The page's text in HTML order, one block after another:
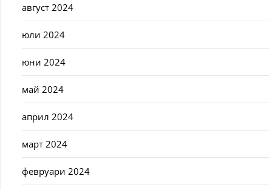
август 2024
юли 2024
юни 2024
май 2024
април 2024
март 2024
февруари 2024